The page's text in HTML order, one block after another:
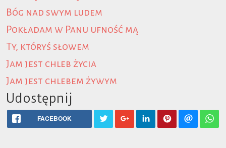
Bóg nad swym ludem
Pokładam w Panu ufność mą
Ty, któryś słowem
Jam jest chleb życia
Jam jest chlebem żywym
Udostępnij
FACEBOOK